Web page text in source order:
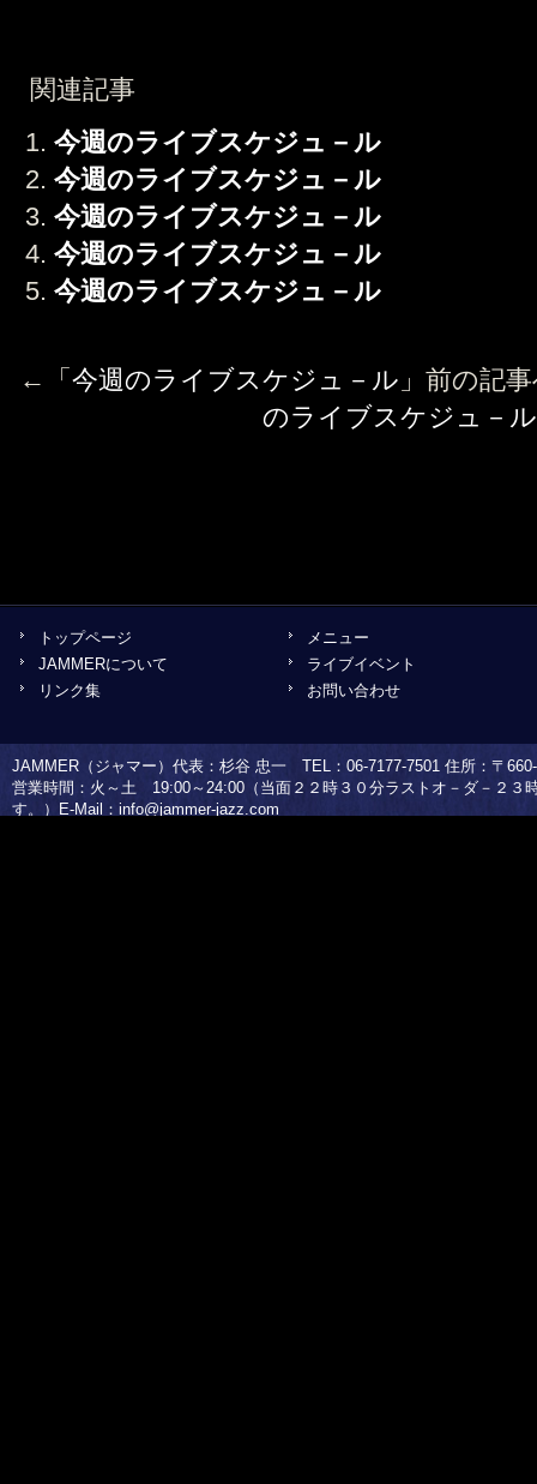
関連記事
今週のライブスケジュ－ル
今週のライブスケジュ－ル
今週のライブスケジュ－ル
今週のライブスケジュ－ル
今週のライブスケジュ－ル
←「 今週のライブスケジュ－ル 」前の
のライブスケジュ－ル
トップページ
JAMMERについて
リンク集
メニュー
ライブイベント
お問い合わせ
JAMMER（ジャマー）代表：杉谷 忠一 TEL：06-7177-7501 住所：〒
営業時間：火～土 19:00～24:00（当面２２時３０分ラストオ－ダ－２
す。）E-Mail： info@jammer-jazz.com